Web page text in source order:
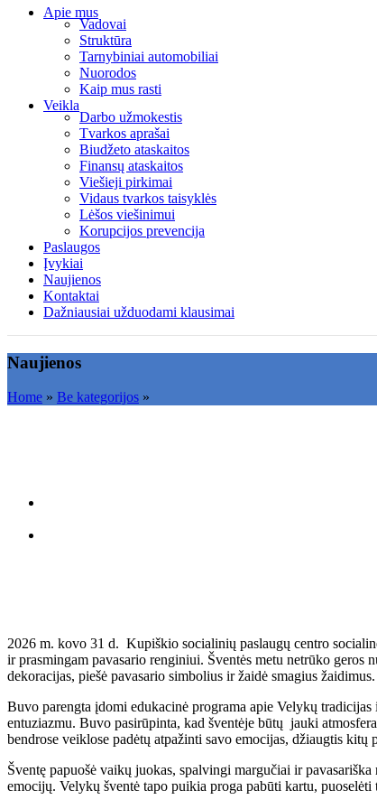
Apie mus
Vadovai
Struktūra
Tarnybiniai automobiliai
Nuorodos
Kaip mus rasti
Veikla
Darbo užmokestis
Tvarkos aprašai
Biudžeto ataskaitos
Finansų ataskaitos
Viešieji pirkimai
Vidaus tvarkos taisyklės
Lėšos viešinimui
Korupcijos prevencija
Paslaugos
Įvykiai
Naujienos
Kontaktai
Dažniausiai užduodami klausimai
Naujienos
Home » Be kategorijos »
2026 m. kovo 31 d. Kupiškio socialinių paslaugų centro
ir prasmingam pavasario renginiui. Šventės metu netrūko
dekoracijas, piešė pavasario simbolius ir žaidė smagius žaidimus.
Buvo parengta įdomi edukacinė programa apie Velykų
entuziazmu. Buvo pasirūpinta, kad šventėje būtų jauki
bendrose veiklose padėtų atpažinti savo emocijas, džiaugtis
Šventę papuošė vaikų juokas, spalvingi margučiai ir
emocijų. Velykų šventė tapo puikia proga pabūti kartu,